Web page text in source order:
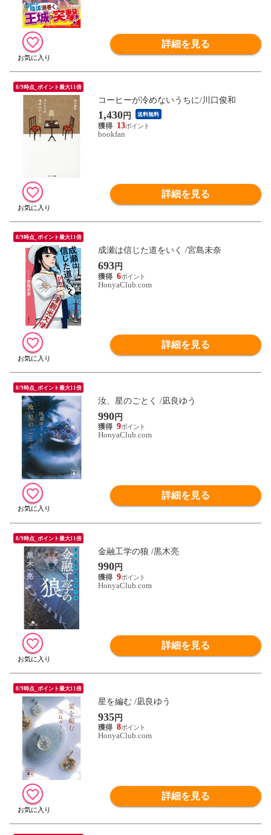
詳細を見る
8/9時点_ポイント最大11倍
コーヒーが冷めないうちに/川口俊和
1,430円 送料無料
13
bookfan
詳細を見る
8/9時点_ポイント最大11倍
成瀬は信じた道をいく /宮島未奈
693円
6
HonyaClub.com
詳細を見る
8/9時点_ポイント最大11倍
汝、星のごとく /凪良ゆう
990円
9
HonyaClub.com
詳細を見る
8/9時点_ポイント最大11倍
金融工学の狼 /黒木亮
990円
9
HonyaClub.com
詳細を見る
8/9時点_ポイント最大11倍
星を編む /凪良ゆう
935円
8
HonyaClub.com
詳細を見る